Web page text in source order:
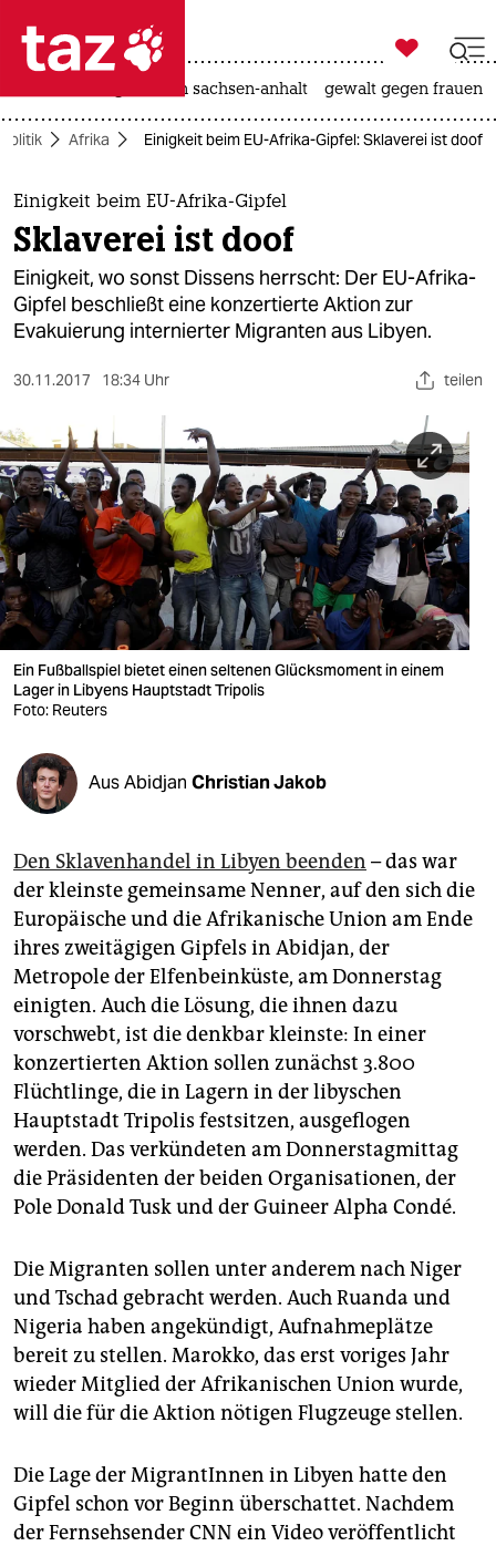
 taz zahl ich
taz zahl ich
themen
politik
öko
gesellschaft
sport
berlin
nord
wahrheit
verlag
verlag
shop
fragen & hilfe
unterstützen
abo
genossenschaft
epaper login

taz zahl ich
landtagswahl in sachsen-anhalt gewalt gegen frauen
Politik Afrika Einigkeit beim EU-Afrika-Gipfel: Sklaverei ist doof
Einigkeit beim EU-Afrika-Gipfel
Sklaverei ist doof
Einigkeit, wo sonst Dissens herrscht: Der EU-Afrika-
Gipfel beschließt eine konzertierte Aktion zur
Evakuierung internierter Migranten aus Libyen.
30.11.2017 18:34 Uhr teilen
Ein Fußballspiel bietet einen seltenen Glücksmoment in einem
Lager in Libyens Hauptstadt Tripolis
Foto: Reuters
Aus Abidjan Christian Jakob
Den Sklavenhandel in Libyen beenden – das war
der kleinste gemeinsame Nenner, auf den sich die
Europäische und die Afrikanische Union am Ende
ihres zweitägigen Gipfels in Abidjan, der
Metropole der Elfenbeinküste, am Donnerstag
einigten. Auch die Lösung, die ihnen dazu
vorschwebt, ist die denkbar kleinste: In einer
konzertierten Aktion sollen zunächst 3.800
Flüchtlinge, die in Lagern in der libyschen
Hauptstadt Tripolis festsitzen, ausgeflogen
werden. Das verkündeten am Donnerstagmittag
die Präsidenten der beiden Organisationen, der
Pole Donald Tusk und der Guineer Alpha Condé.
Die Migranten sollen unter anderem nach Niger
und Tschad gebracht werden. Auch Ruanda und
Nigeria haben angekündigt, Aufnahmeplätze
bereit zu stellen. Marokko, das erst voriges Jahr
wieder Mitglied der Afrikanischen Union wurde,
will die für die Aktion nötigen Flugzeuge stellen.
Die Lage der MigrantInnen in Libyen hatte den
Gipfel schon vor Beginn überschattet. Nachdem
der Fernsehsender CNN ein Video veröffentlicht